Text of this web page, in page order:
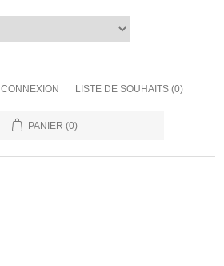
CONNEXION LISTE DE SOUHAITS (0)
PANIER (0)